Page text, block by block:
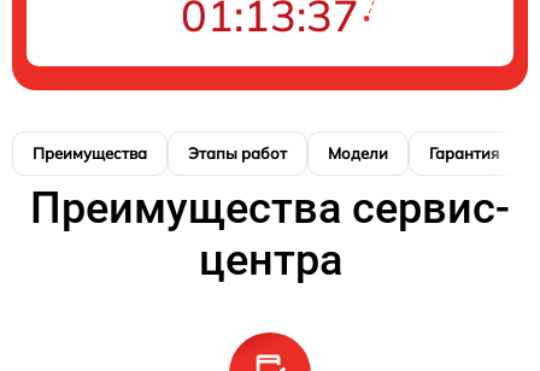
01:13:36
Преимущества Этапы работ Модели Гарантия
Преимущества сервис-
центра